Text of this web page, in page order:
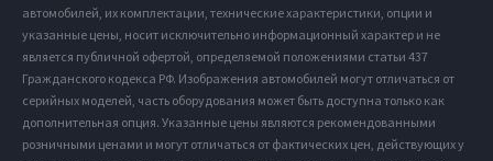
автомобилей, их комплектации, технические характеристики, опции и
указанные цены, носит исключительно информационный характер и не
является публичной офертой, определяемой положениями статьи 437
Гражданского кодекса РФ. Изображения автомобилей могут отличаться от
серийных моделей, часть оборудования может быть доступна только как
дополнительная опция. Указанные цены являются рекомендованными
розничными ценами и могут отличаться от фактических цен, действующих у